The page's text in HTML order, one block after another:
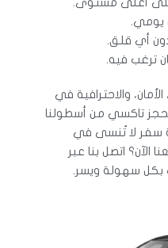
يومي.
أي قلق.
ترغب فيه.
والاحترافية في
تاكسي من أسطولنا
سفر لا تُنسى في
الآن؟ اتصل بنا عبر